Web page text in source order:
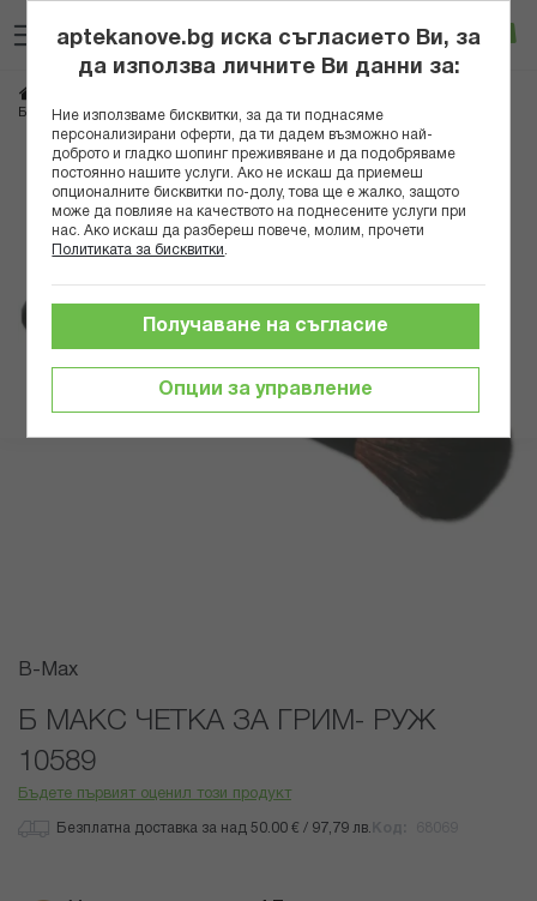
към
съдържанието
Вход
Б МАКС ЧЕТКА ЗА ГРИМ- РУЖ 10589
Преминете
края
изображенията
Преминете
началото
галерия
със
B-Max
Б МАКС ЧЕТКА ЗА ГРИМ- РУЖ
10589
Бъдете първият оценил този продукт
Безплатна доставка за над 50.00 € / 97,79 лв.
aptekanove.bg иска съгласието Ви, за
да използва личните Ви данни за:
Ние използваме бисквитки, за да ти поднасяме
персонализирани оферти, да ти дадем възможно най-
доброто и гладко шопинг преживяване и да подобряваме
постоянно нашите услуги. Ако не искаш да приемеш
опционалните бисквитки по-долу, това ще е жалко, защото
може да повлияе на качеството на поднесените услуги при
нас. Ако искаш да разбереш повече, молим, прочети
Политиката за бисквитки
Опции за управление
Получаване на съгласие